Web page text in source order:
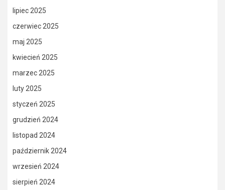
lipiec 2025
czerwiec 2025
maj 2025
kwiecień 2025
marzec 2025
luty 2025
styczeń 2025
grudzień 2024
listopad 2024
październik 2024
wrzesień 2024
sierpień 2024